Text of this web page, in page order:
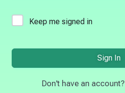
Keep me signed in
Sign In
Don't have an account?